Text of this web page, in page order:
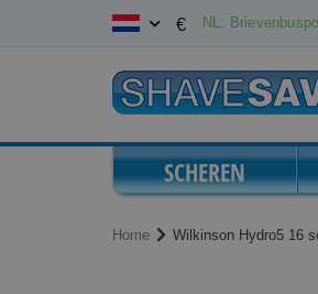
Ga
inhoud
€ NL:
SCHEREN
Home Wilkinson Hydro5 16